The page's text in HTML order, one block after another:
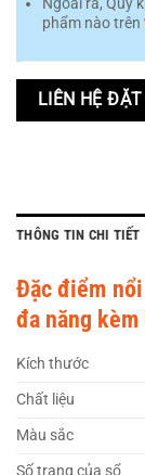
phẩm nào trên
LIÊN HỆ
THÔNG TIN CHI TIẾT
Đặc điểm
đa năng kèm
Kích thước
Chất liệu
Màu sắc